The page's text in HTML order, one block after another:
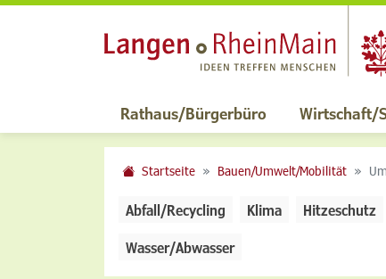
Rathaus/Bürgerbüro Wirtschaft/
Startseite Bauen/Umwelt/Mobilität
Abfall/Recycling Klima Hitzeschutz
Wasser/Abwasser